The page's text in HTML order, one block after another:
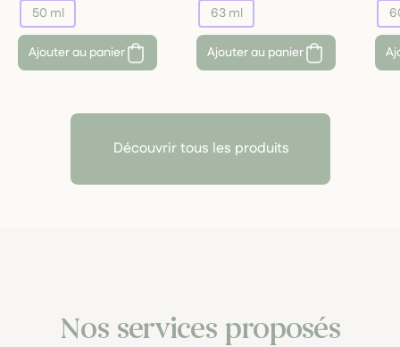
50 ml
Ajouter au panier
63 ml
Ajouter au panier
Découvrir tous les produits
Nos services proposés